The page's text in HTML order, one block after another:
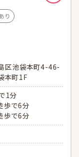
り
区池袋本町4-46-
本町1F
1分
歩で6分
歩で6分